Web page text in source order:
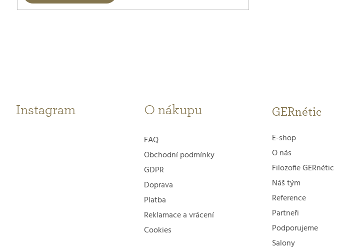
Instagram O nákupu
FAQ
Obchodní podmínky
GDPR
Doprava
Platba
Reklamace a vrácení
Cookies
GERnétic
E-shop
O nás
Filozofie GERnétic
Náš tým
Reference
Partneři
Podporujeme
Salony